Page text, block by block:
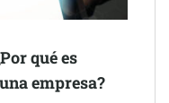
qué es
empresa?